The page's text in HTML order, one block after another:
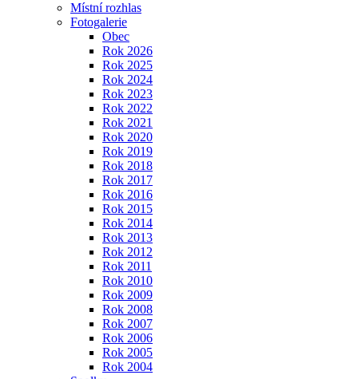
Místní rozhlas
Fotogalerie
Obec
Rok 2026
Rok 2025
Rok 2024
Rok 2023
Rok 2022
Rok 2021
Rok 2020
Rok 2019
Rok 2018
Rok 2017
Rok 2016
Rok 2015
Rok 2014
Rok 2013
Rok 2012
Rok 2011
Rok 2010
Rok 2009
Rok 2008
Rok 2007
Rok 2006
Rok 2005
Rok 2004